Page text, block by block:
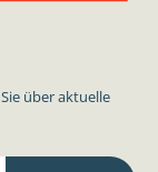
über aktuelle